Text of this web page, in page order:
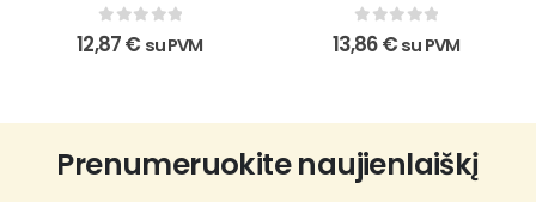
0out of 5
12,87€ su PVM 0out of 5
13,86€ su PVM
Prenumeruokite naujienlaiškį